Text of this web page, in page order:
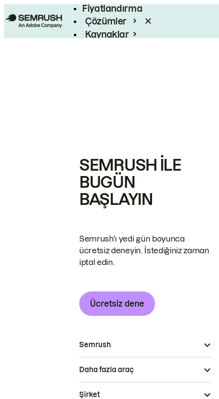
Fiyatlandırma
Çözümler
Kaynaklar
SEMRUSH ILE
BUGÜN
BAŞLAYIN
Semrush'ı yedi gün boyunca
ücretsiz deneyin. İstediğiniz zaman
iptal edin.
Ücretsiz dene
Semrush
Daha fazla araç
Şirket